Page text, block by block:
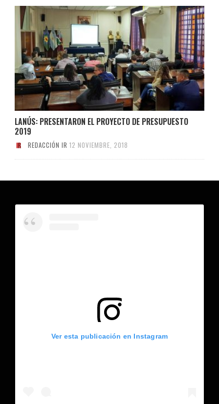
LANÚS: PRESENTARON EL PROYECTO DE PRESUPUESTO
2019
REDACCIÓN IR 12 NOVIEMBRE, 2018
Ver esta publicación en Instagram